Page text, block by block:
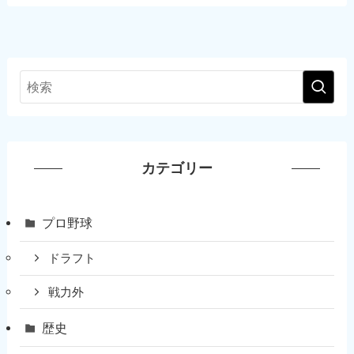
カテゴリー
プロ野球
ドラフト
戦力外
歴史